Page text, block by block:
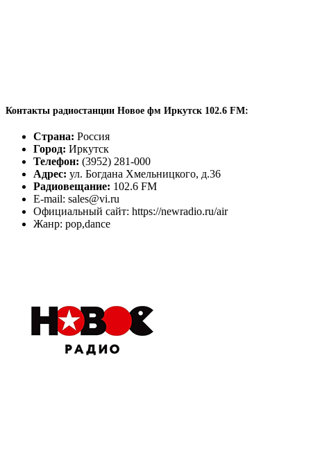
Контакты радиостанции Новое фм Иркутск 102.6 FM:
Страна: Россия
Город: Иркутск
Телефон: (3952) 281-000
Адрес: ул. Богдана Хмельницкого, д.36
Радиовещание: 102.6 FM
E-mail: sales@vi.ru
Официальный сайт: https://newradio.ru/air
Жанр: pop,dance